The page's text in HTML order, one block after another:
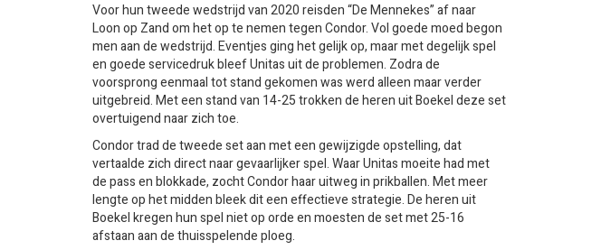
Voor hun tweede wedstrijd van 2020 reisden “De Mennekes” af naar
Loon op Zand om het op te nemen tegen Condor. Vol goede moed begon
men aan de wedstrijd. Eventjes ging het gelijk op, maar met degelijk spel
en goede servicedruk bleef Unitas uit de problemen. Zodra de
voorsprong eenmaal tot stand gekomen was werd alleen maar verder
uitgebreid. Met een stand van 14-25 trokken de heren uit Boekel deze set
overtuigend naar zich toe.
Condor trad de tweede set aan met een gewijzigde opstelling, dat
vertaalde zich direct naar gevaarlijker spel. Waar Unitas moeite had met
de pass en blokkade, zocht Condor haar uitweg in prikballen. Met meer
lengte op het midden bleek dit een effectieve strategie. De heren uit
Boekel kregen hun spel niet op orde en moesten de set met 25-16
afstaan aan de thuisspelende ploeg.